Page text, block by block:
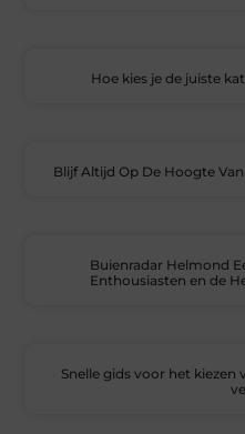
Hoe kies je de juiste
Blijf Altijd Op De Hoogte
Buienradar Helmond
Enthousiasten en de
Snelle gids voor het